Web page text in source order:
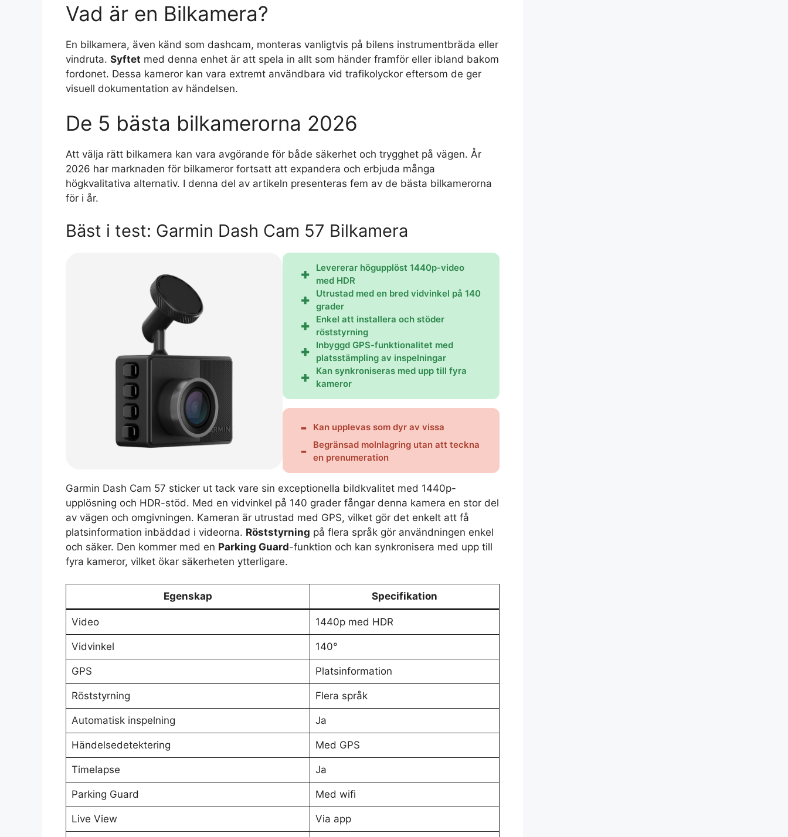
Vad är en Bilkamera?
En bilkamera, även känd som dashcam, monteras vanligtvis på bilens instrumentbräda eller
vindruta. Syftet med denna enhet är att spela in allt som händer framför eller ibland bakom
fordonet. Dessa kameror kan vara extremt användbara vid trafikolyckor eftersom de ger
visuell dokumentation av händelsen.
De 5 bästa bilkamerorna 2026
Att välja rätt bilkamera kan vara avgörande för både säkerhet och trygghet på vägen. År
2026 har marknaden för bilkameror fortsatt att expandera och erbjuda många
högkvalitativa alternativ. I denna del av artikeln presenteras fem av de bästa bilkamerorna
för i år.
Bäst i test: Garmin Dash Cam 57 Bilkamera
Levererar högupplöst 1440p-video
med HDR
Utrustad med en bred vidvinkel på 140
grader
Enkel att installera och stöder
röststyrning
Inbyggd GPS-funktionalitet med
platsstämpling av inspelningar
Kan synkroniseras med upp till fyra
kameror
Kan upplevas som dyr av vissa
Begränsad molnlagring utan att teckna
en prenumeration
Garmin Dash Cam 57 sticker ut tack vare sin exceptionella bildkvalitet med 1440p-
upplösning och HDR-stöd. Med en vidvinkel på 140 grader fångar denna kamera en stor del
av vägen och omgivningen. Kameran är utrustad med GPS, vilket gör det enkelt att få
platsinformation inbäddad i videorna. Röststyrning på flera språk gör användningen enkel
och säker. Den kommer med en Parking Guard-funktion och kan synkronisera med upp till
fyra kameror, vilket ökar säkerheten ytterligare.
Egenskap Specifikation
Video 1440p med HDR
Vidvinkel 140°
GPS Platsinformation
Röststyrning Flera språk
Automatisk inspelning Ja
Händelsedetektering Med GPS
Timelapse Ja
Parking Guard Med wifi
Live View Via app